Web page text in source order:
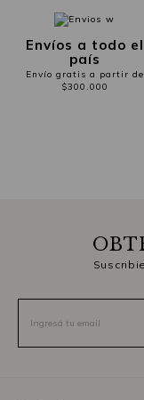
Envíos a todo el
país
Envío gratis a partir de
$300.000